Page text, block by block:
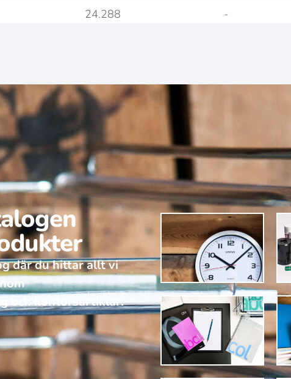
24.288 -
där du hittar allt vi
och kontorsartiklar.